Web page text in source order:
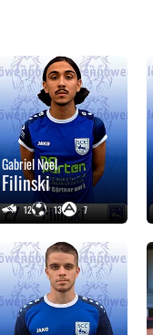
Gabriel Noel
Filinski
12 13 7